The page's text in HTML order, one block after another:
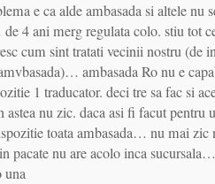
e ca alde ambasada si altele nu
4 ani merg regulata colo. stiu tot
cum sint tratati vecinii nostru (de
ambasada Ro nu e
1 traducator. deci tre sa fac si
astea nu zic. daca asi fi facut pentru
toata ambasada… nu mai
pacate nu are acolo inca
una